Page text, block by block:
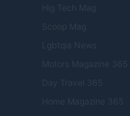
Hig Tech Mag
Scoop Mag
Lgbtqia News
Motors Magazine 365
Day Travel 365
Home Magazine 365